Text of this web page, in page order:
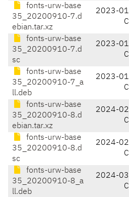
fonts-urw-base
35_20200910-7.d
ebian.tar.xz
2023-
fonts-urw-base
35_20200910-7.d
sc
2023-
fonts-urw-base
35_20200910-7_a
ll.deb
2023-
fonts-urw-base
35_20200910-8.d
ebian.tar.xz
2024-
fonts-urw-base
35_20200910-8.d
sc
2024-
fonts-urw-base
35_20200910-8_a
ll.deb
2024-